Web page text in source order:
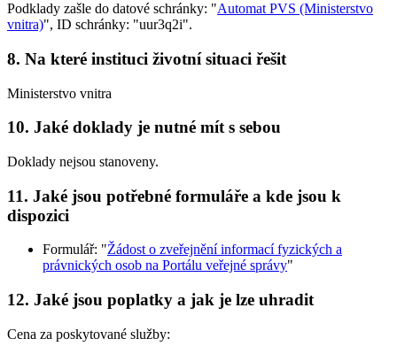
Podklady zašle do datové schránky: "Automat PVS (Ministerstvo
vnitra)", ID schránky: "uur3q2i".
8. Na které instituci životní situaci řešit
Ministerstvo vnitra
10. Jaké doklady je nutné mít s sebou
Doklady nejsou stanoveny.
11. Jaké jsou potřebné formuláře a kde jsou k
dispozici
Formulář: "Žádost o zveřejnění informací fyzických a
právnických osob na Portálu veřejné správy"
12. Jaké jsou poplatky a jak je lze uhradit
Cena za poskytované služby: